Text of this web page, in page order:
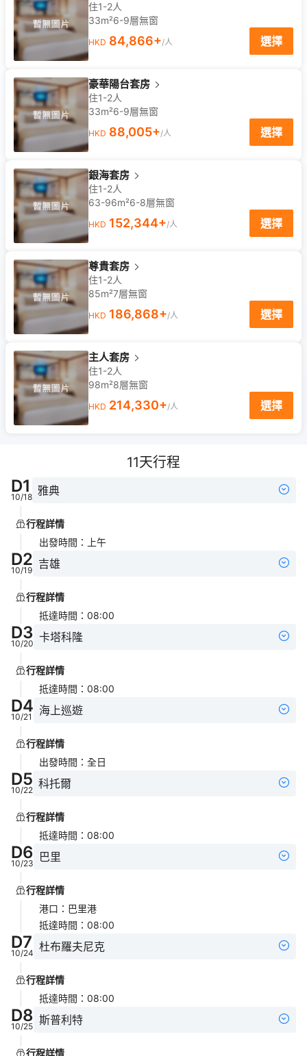
住1-2人
33m²6-9層無窗
HKD 84,866+/人 選擇
豪華陽台套房
住1-2人
33m²6-9層無窗
HKD 88,005+/人 選擇
銀海套房
住1-2人
63-96m²6-8層無窗
HKD 152,344+/人 選擇
尊貴套房
住1-2人
85m²7層無窗
HKD 186,868+/人 選擇
主人套房
住1-2人
98m²8層無窗
HKD 214,330+/人 選擇
11天行程
D1
10/18 雅典
行程詳情
出發時間 ： 上午
D2
10/19 吉雄
行程詳情
抵達時間 ： 08:00
D3
10/20 卡塔科隆
行程詳情
抵達時間 ： 08:00
D4
10/21 海上巡遊
行程詳情
出發時間 ： 全日
D5
10/22 科托爾
行程詳情
抵達時間 ： 08:00
D6
10/23 巴里
行程詳情
港口 ： 巴里港
抵達時間 ： 08:00
D7
10/24 杜布羅夫尼克
行程詳情
抵達時間 ： 08:00
D8
10/25 斯普利特
行程詳情